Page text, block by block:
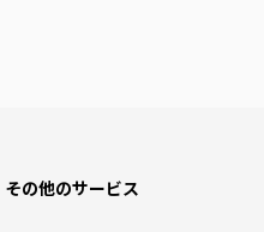
その他のサービス